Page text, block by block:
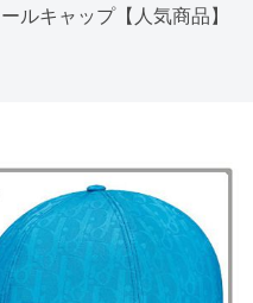
ールキャップ【人気商品】